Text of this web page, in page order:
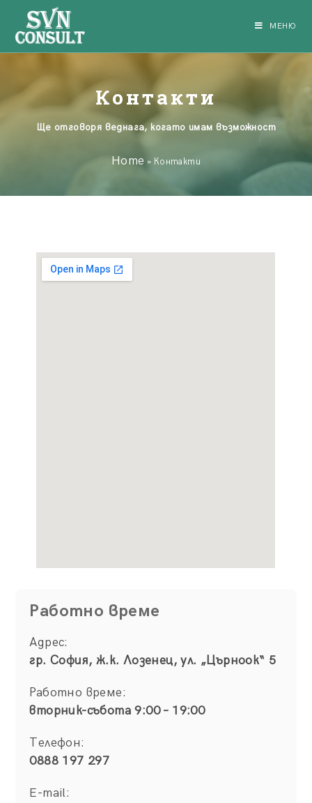
МЕНЮ
Контакти
Ще отговоря веднага, когато имам възможност
Home » Контакти
Работно време
Адрес:
гр. София, ж.к. Лозенец, ул. „Църноок“ 5
Работно време:
вторник-събота 9:00 – 19:00
Телефон:
0888 197 297
E-mail: